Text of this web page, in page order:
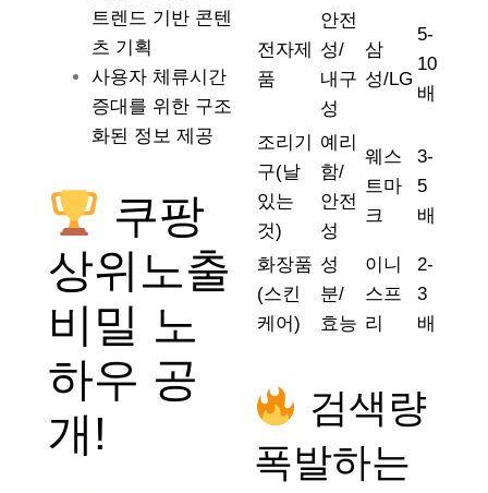
트렌드 기반 콘텐
츠 기획
사용자 체류시간
증대를 위한 구조
화된 정보 제공
쿠팡
상위노출
비밀 노
하우 공
개!
전자제
품
안전
성/
내구
성
삼
성/LG
5-
10
배
조리기
구(날
있는
것)
예리
함/
안전
성
웨스
트마
크
3-
5
배
화장품
(스킨
케어)
성
분/
효능
이니
스프
리
2-
3
배
검색량
폭발하는